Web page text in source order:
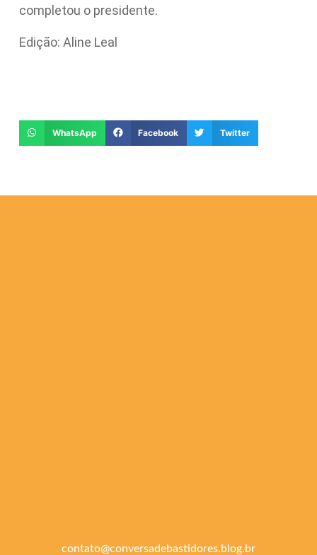
completou o presidente.
Edição: Aline Leal
WhatsApp Facebook Twitter
contato@conversadebastidores.blog.br